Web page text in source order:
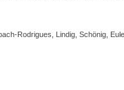
Rodrigues, Lindig, Schönig,